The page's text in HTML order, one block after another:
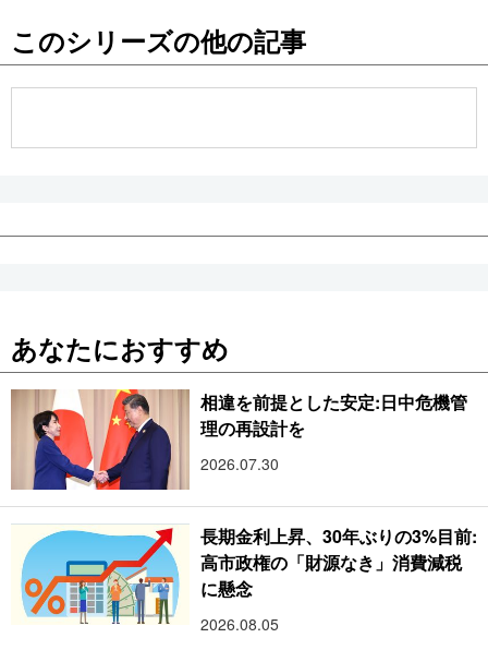
このシリーズの他の記事
あなたにおすすめ
相違を前提とした安定:日中危機管
理の再設計を
2026.07.30
長期金利上昇、30年ぶりの3%目前:
高市政権の「財源なき」消費減税
に懸念
2026.08.05